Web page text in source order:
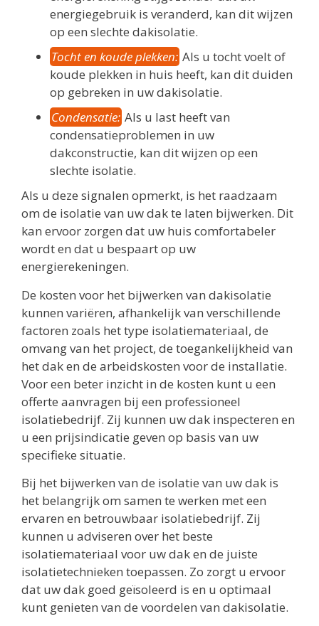
energiegebruik is veranderd, kan dit wijzen
op een slechte dakisolatie.
Tocht en koude plekken: Als u tocht voelt of
koude plekken in huis heeft, kan dit duiden
op gebreken in uw dakisolatie.
Condensatie: Als u last heeft van
condensatieproblemen in uw
dakconstructie, kan dit wijzen op een
slechte isolatie.
Als u deze signalen opmerkt, is het raadzaam
om de isolatie van uw dak te laten bijwerken. Dit
kan ervoor zorgen dat uw huis comfortabeler
wordt en dat u bespaart op uw
energierekeningen.
De kosten voor het bijwerken van dakisolatie
kunnen variëren, afhankelijk van verschillende
factoren zoals het type isolatiemateriaal, de
omvang van het project, de toegankelijkheid van
het dak en de arbeidskosten voor de installatie.
Voor een beter inzicht in de kosten kunt u een
offerte aanvragen bij een professioneel
isolatiebedrijf. Zij kunnen uw dak inspecteren en
u een prijsindicatie geven op basis van uw
specifieke situatie.
Bij het bijwerken van de isolatie van uw dak is
het belangrijk om samen te werken met een
ervaren en betrouwbaar isolatiebedrijf. Zij
kunnen u adviseren over het beste
isolatiemateriaal voor uw dak en de juiste
isolatietechnieken toepassen. Zo zorgt u ervoor
dat uw dak goed geïsoleerd is en u optimaal
kunt genieten van de voordelen van dakisolatie.